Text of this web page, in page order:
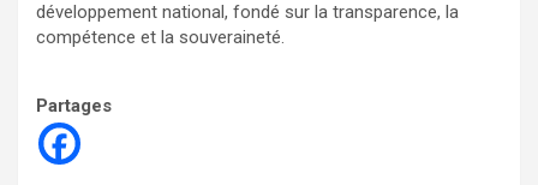
développement national, fondé sur la transparence, la
compétence et la souveraineté.
Partages